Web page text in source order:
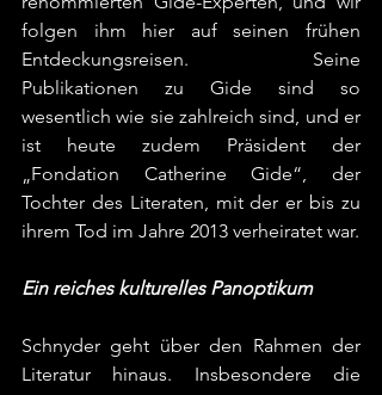
folgen ihm hier auf seinen frühen
Entdeckungsreisen. Seine
Publikationen zu Gide sind so
wesentlich wie sie zahlreich sind, und er
ist heute zudem Präsident der
„Fondation Catherine Gide“, der
Tochter des Literaten, mit der er bis zu
ihrem Tod im Jahre 2013 verheiratet war.
Ein reiches kulturelles Panoptikum
Schnyder geht über den Rahmen der
Literatur hinaus. Insbesondere die